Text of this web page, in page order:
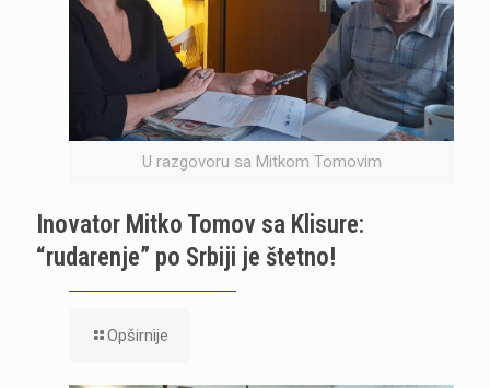
U razgovoru sa Mitkom Tomovim
Inovator Mitko Tomov sa Klisure:
“rudarenje” po Srbiji je štetno!
Opširnije